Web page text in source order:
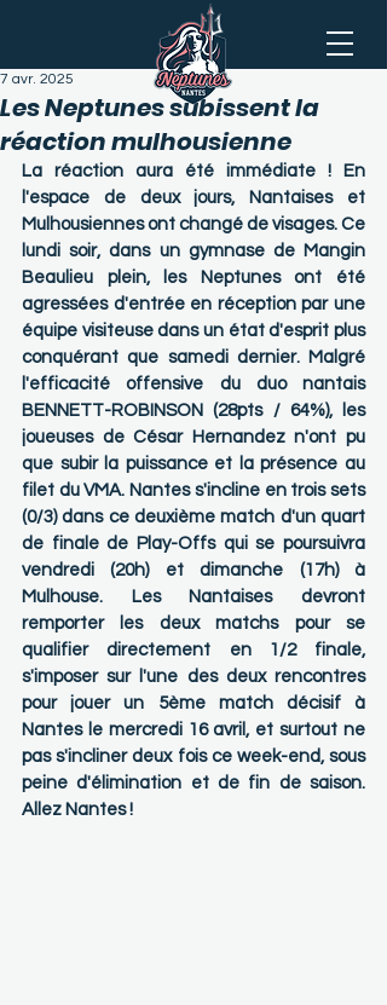
Les Neptunes subissent la
réaction mulhousienne
7 avr. 2025
La réaction aura été immédiate ! En
l'espace de deux jours, Nantaises et
Mulhousiennes ont changé de visages. Ce
lundi soir, dans un gymnase de Mangin
Beaulieu plein, les Neptunes ont été
agressées d'entrée en réception par une
équipe visiteuse dans un état d'esprit plus
conquérant que samedi dernier. Malgré
l'efficacité offensive du duo nantais
BENNETT-ROBINSON (28pts / 64%), les
joueuses de César Hernandez n'ont pu
que subir la puissance et la présence au
filet du VMA. Nantes s'incline en trois sets
(0/3) dans ce deuxième match d'un quart
de finale de Play-Offs qui se poursuivra
vendredi (20h) et dimanche (17h) à
Mulhouse. Les Nantaises devront
remporter les deux matchs pour se
qualifier directement en 1/2 finale,
s'imposer sur l'une des deux rencontres
pour jouer un 5ème match décisif à
Nantes le mercredi 16 avril, et surtout ne
pas s'incliner deux fois ce week-end, sous
peine d'élimination et de fin de saison.
Allez Nantes !